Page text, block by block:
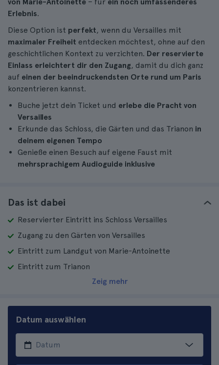
Erlebnis.
Diese Option ist perfekt, wenn du Versailles mit
maximaler Freiheit entdecken möchtest, ohne auf den
geschichtlichen Kontext zu verzichten. Der reservierte
Einlass erleichtert dir den Zugang, damit du dich ganz
auf einen der beeindruckendsten Orte rund um Paris
konzentrieren kannst.
Buche jetzt dein Ticket und erlebe die Pracht von
Versailles
Erkunde das Schloss, die Gärten und das Trianon in
deinem eigenen Tempo
Genieße einen Besuch auf eigene Faust mit
mehrsprachigem Audioguide inklusive
Das ist dabei
Reservierter Eintritt ins Schloss Versailles
Zugang zu den Gärten von Versailles
Eintritt zum Landgut von Marie-Antoinette
Eintritt zum Trianon
Zeig mehr
Datum auswählen